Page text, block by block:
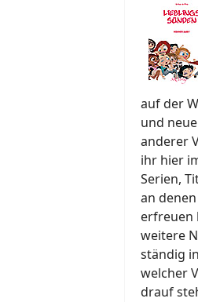
auf der
und
anderer
ihr hier
Serien,
an
erfreuen
weitere
ständig
welcher
drauf